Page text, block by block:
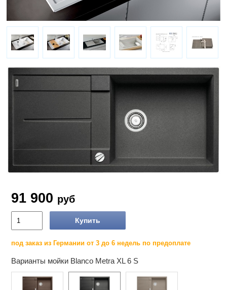
91 900 руб
Купить
под заказ из Германии от 3 до 6 недель по предоплате
Варианты мойки Blanco Metra XL 6 S